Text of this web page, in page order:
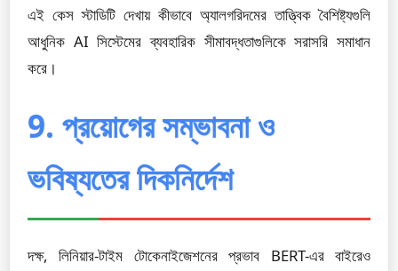
এই কেস স্টাডিটি দেখায় কীভাবে অ্যালগরিদমের তাত্ত্বিক বৈশিষ্ট্যগুলি
আধুনিক AI সিস্টেমের ব্যবহারিক সীমাবদ্ধতাগুলিকে সরাসরি সমাধান
করে।
9. প্রয়োগের সম্ভাবনা ও
ভবিষ্যতের দিকনির্দেশ
দক্ষ, লিনিয়ার-টাইম টোকেনাইজেশনের প্রভাব BERT-এর বাইরেও